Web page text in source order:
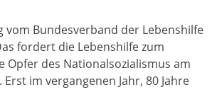
vom Bundesverband der Lebenshilfe
fordert die Lebenshilfe zum
Opfer des Nationalsozialismus am
Erst im vergangenen Jahr, 80 Jahre